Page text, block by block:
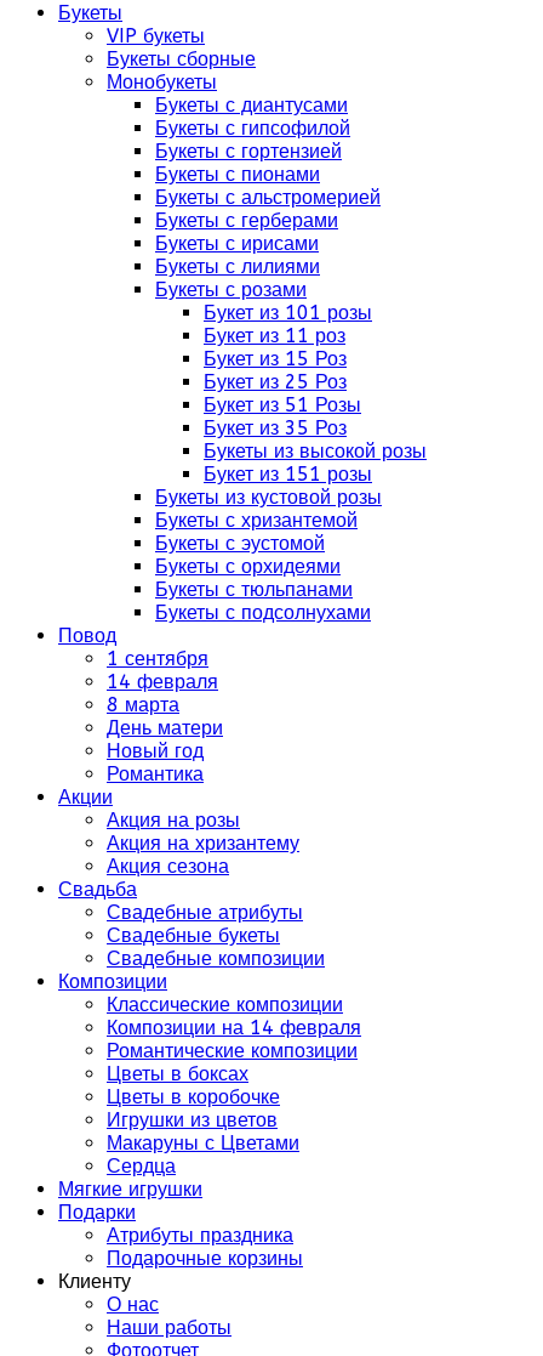
Букеты
VIP букеты
Букеты сборные
Монобукеты
Букеты с диантусами
Букеты с гипсофилой
Букеты с гортензией
Букеты с пионами
Букеты с альстромерией
Букеты с герберами
Букеты с ирисами
Букеты с лилиями
Букеты с розами
Букет из 101 розы
Букет из 11 роз
Букет из 15 Роз
Букет из 25 Роз
Букет из 51 Розы
Букет из 35 Роз
Букеты из высокой розы
Букет из 151 розы
Букеты из кустовой розы
Букеты с хризантемой
Букеты с эустомой
Букеты с орхидеями
Букеты с тюльпанами
Букеты с подсолнухами
Повод
1 сентября
14 февраля
8 марта
День матери
Новый год
Романтика
Акции
Акция на розы
Акция на хризантему
Акция сезона
Свадьба
Свадебные атрибуты
Свадебные букеты
Свадебные композиции
Композиции
Классические композиции
Композиции на 14 февраля
Романтические композиции
Цветы в боксах
Цветы в коробочке
Игрушки из цветов
Макаруны с Цветами
Сердца
Мягкие игрушки
Подарки
Атрибуты праздника
Подарочные корзины
Клиенту
О нас
Наши работы
Фотоотчет